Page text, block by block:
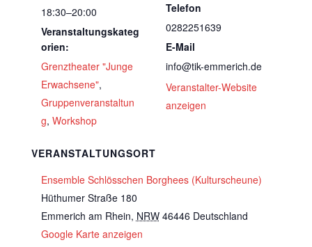
18:30–20:00
Veranstaltungskateg
orien:
Grenztheater "Junge
Erwachsene",
Gruppenveranstaltun
g, Workshop
VERANSTALTUNGSORT
Ensemble Schlösschen Borghees (Kulturscheune)
Hüthumer Straße 180
Emmerich am Rhein, NRW 46446 Deutschland
Google Karte anzeigen
Telefon
0282251639
E-Mail
info@tik-emmerich.de
Veranstalter-Website
anzeigen